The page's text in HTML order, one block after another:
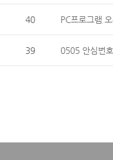
40 PC프로그램
39 0505 안심번